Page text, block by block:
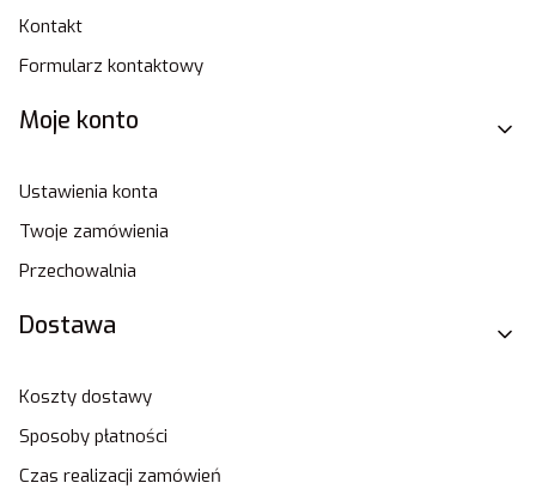
Kontakt
Formularz kontaktowy
Moje konto
Ustawienia konta
Twoje zamówienia
Przechowalnia
Dostawa
Koszty dostawy
Sposoby płatności
Czas realizacji zamówień